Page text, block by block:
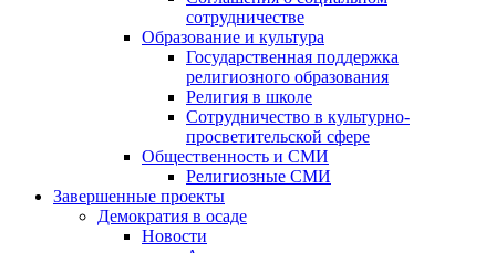
сотрудничестве
Образование и культура
Государственная поддержка
религиозного образования
Религия в школе
Сотрудничество в культурно-
просветительской сфере
Общественность и СМИ
Религиозные СМИ
Завершенные проекты
Демократия в осаде
Новости